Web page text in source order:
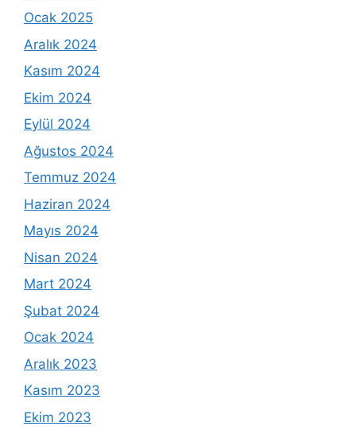
Ocak 2025
Aralık 2024
Kasım 2024
Ekim 2024
Eylül 2024
Ağustos 2024
Temmuz 2024
Haziran 2024
Mayıs 2024
Nisan 2024
Mart 2024
Şubat 2024
Ocak 2024
Aralık 2023
Kasım 2023
Ekim 2023